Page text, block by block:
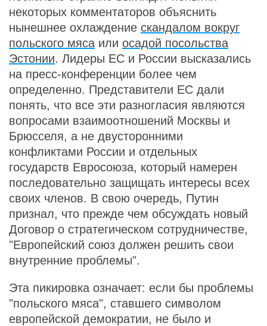
некоторых комментаторов объяснить
нынешнее охлаждение скандалом вокруг
польского мяса или осадой посольства
Эстонии. Лидеры ЕС и России высказались
на пресс-конференции более чем
определенно. Представители ЕС дали
понять, что все эти разногласия являются
вопросами взаимоотношений Москвы и
Брюсселя, а не двусторонними
конфликтами России и отдельных
государств Евросоюза, который намерен
последовательно защищать интересы всех
своих членов. В свою очередь, Путин
признал, что прежде чем обсуждать новый
Договор о стратегическом сотрудничестве,
"Европейский союз должен решить свои
внутренние проблемы".
Эта пикировка означает: если бы проблемы
"польского мяса", ставшего символом
европейской демократии, не было и